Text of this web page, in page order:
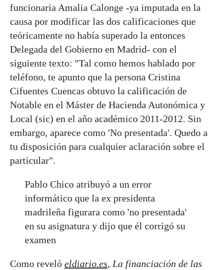
funcionaria Amalia Calonge -ya imputada en la
causa por modificar las dos calificaciones que
teóricamente no había superado la entonces
Delegada del Gobierno en Madrid- con el
siguiente texto: "Tal como hemos hablado por
teléfono, te apunto que la persona Cristina
Cifuentes Cuencas obtuvo la calificación de
Notable en el Máster de Hacienda Autonómica y
Local (sic) en el año académico 2011-2012. Sin
embargo, aparece como 'No presentada'. Quedo a
tu disposición para cualquier aclaración sobre el
particular".
Pablo Chico atribuyó a un error
informático que la ex presidenta
madrileña figurara como 'no presentada'
en su asignatura y dijo que él corrigó su
examen
Como reveló eldiario.es, La financiación de las